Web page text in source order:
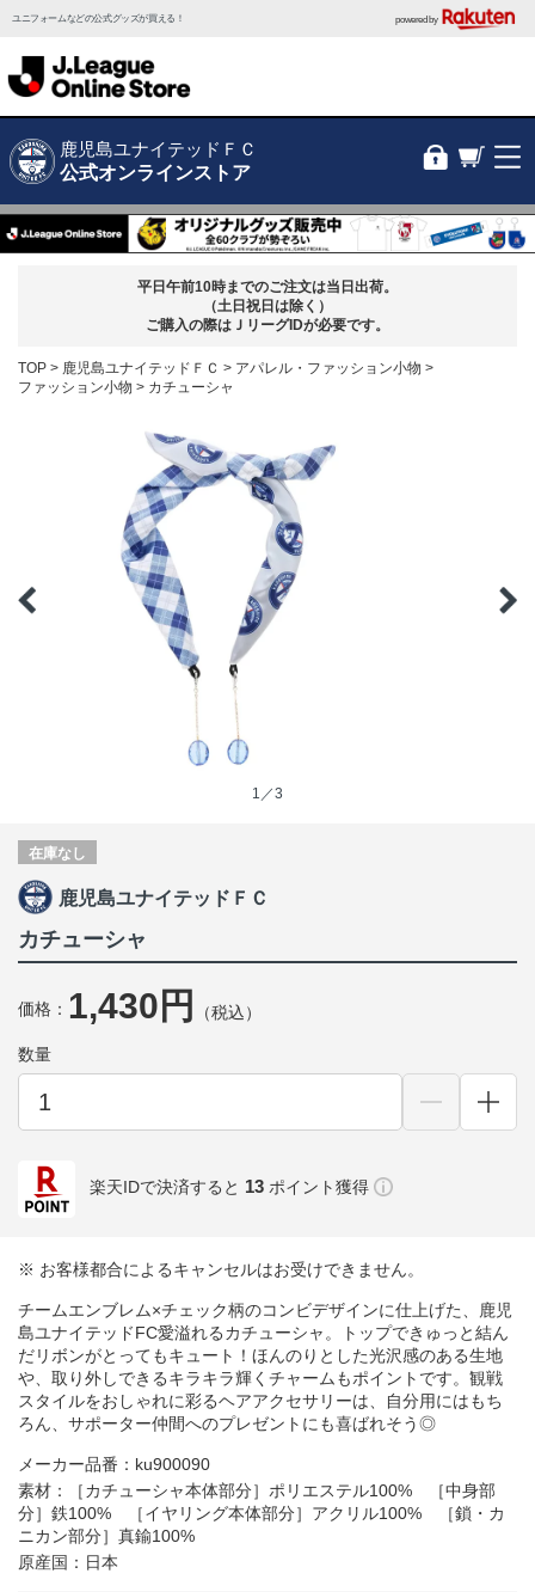
ユニフォームなどの公式グッズが買える！ powered by
鹿児島ユナイテッドＦＣ
公式オンラインストア
平日午前10時までのご注文は当日出荷。
（土日祝日は除く）
ご購入の際はＪリーグIDが必要です。
TOP 鹿児島ユナイテッドＦＣ
アパレル・ファッション小物
ファッション小物
カチューシャ
1／3
在庫なし
鹿児島ユナイテッドＦＣ
カチューシャ
価格： 1,430円 （税込）
数量
楽天IDで決済すると 13 ポイント獲得
※ お客様都合によるキャンセルはお受けできません。
チームエンブレム×チェック柄のコンビデザインに仕上げた、鹿児
島ユナイテッドFC愛溢れるカチューシャ。トップできゅっと結ん
だリボンがとってもキュート！ほんのりとした光沢感のある生地
や、取り外しできるキラキラ輝くチャームもポイントです。観戦
スタイルをおしゃれに彩るヘアアクセサリーは、自分用にはもち
ろん、サポーター仲間へのプレゼントにも喜ばれそう◎
メーカー品番：ku900090
素材：［カチューシャ本体部分］ポリエステル100% ［中身部
分］鉄100% ［イヤリング本体部分］アクリル100% ［鎖・カ
ニカン部分］真鍮100%
原産国：日本